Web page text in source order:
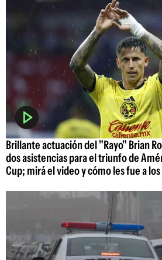
Brillante actuación del "Rayo" Brian
dos asistencias para el triunfo de
Cup; mirá el video y cómo les fue a